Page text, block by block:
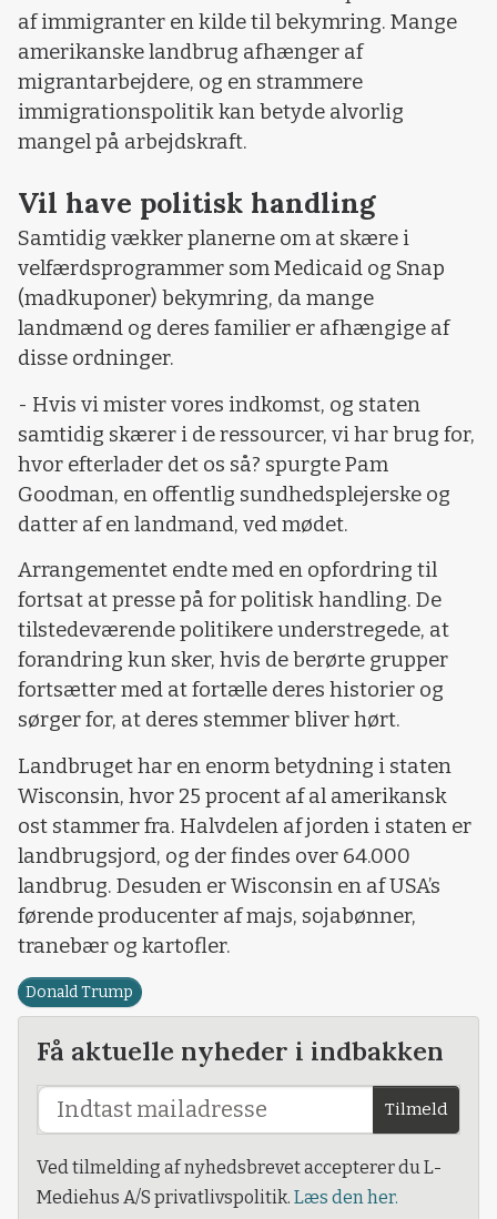
af immigranter en kilde til bekymring. Mange
amerikanske landbrug afhænger af
migrantarbejdere, og en strammere
immigrationspolitik kan betyde alvorlig
mangel på arbejdskraft.
Vil have politisk handling
Samtidig vækker planerne om at skære i
velfærdsprogrammer som Medicaid og Snap
(madkuponer) bekymring, da mange
landmænd og deres familier er afhængige af
disse ordninger.
- Hvis vi mister vores indkomst, og staten
samtidig skærer i de ressourcer, vi har brug for,
hvor efterlader det os så? spurgte Pam
Goodman, en offentlig sundhedsplejerske og
datter af en landmand, ved mødet.
Arrangementet endte med en opfordring til
fortsat at presse på for politisk handling. De
tilstedeværende politikere understregede, at
forandring kun sker, hvis de berørte grupper
fortsætter med at fortælle deres historier og
sørger for, at deres stemmer bliver hørt.
Landbruget har en enorm betydning i staten
Wisconsin, hvor 25 procent af al amerikansk
ost stammer fra. Halvdelen af jorden i staten er
landbrugsjord, og der findes over 64.000
landbrug. Desuden er Wisconsin en af USA’s
førende producenter af majs, sojabønner,
tranebær og kartofler.
Donald Trump
Få aktuelle nyheder i indbakken
Tilmeld
Ved tilmelding af nyhedsbrevet accepterer du L-
Mediehus A/S privatlivspolitik. Læs den her.